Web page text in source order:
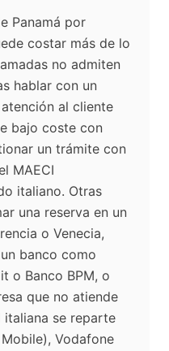
Panamá por
costar más de lo
no admiten
hablar con un
al cliente
bajo coste con
un trámite con
MAECI
italiano. Otras
una reserva en un
o Venecia,
banco como
o Banco BPM, o
que no atiende
se reparte
Vodafone